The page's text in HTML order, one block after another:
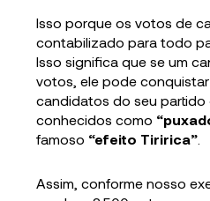
Isso porque os votos de
contabilizado para todo
Isso significa que se um
votos, ele pode
candidatos do seu partido
conhecidos como
famoso “efeito Tiririca”
Assim, conforme nosso